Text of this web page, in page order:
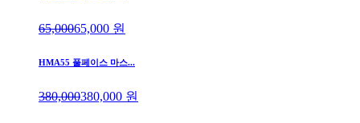
65,00065,000 원
HMA55 풀페이스 마스...
380,000380,000 원